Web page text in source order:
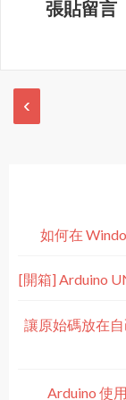
張貼留言
‹
如何在
[開箱] Arduino
讓原始碼放在
Arduino 使